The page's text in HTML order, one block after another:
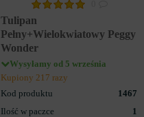
Tulipan
Pełny+Wielokwiatowy Peggy
Wonder
Wysyłamy od 5 września
Kupiony 217 razy
Kod produktu
1467
Ilość w paczce
1